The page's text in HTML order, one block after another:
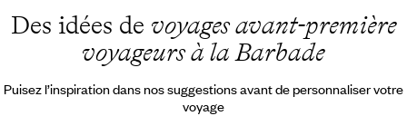
Des idées de voyages avant-première
voyageurs à la Barbade
Puisez l’inspiration dans nos suggestions avant de personnaliser votre
voyage